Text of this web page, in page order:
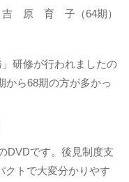
原 育 子（64期）
研修が行われましたの
から68期の方が多かっ
DVDです。後見制度支
クトで大変分かりやす